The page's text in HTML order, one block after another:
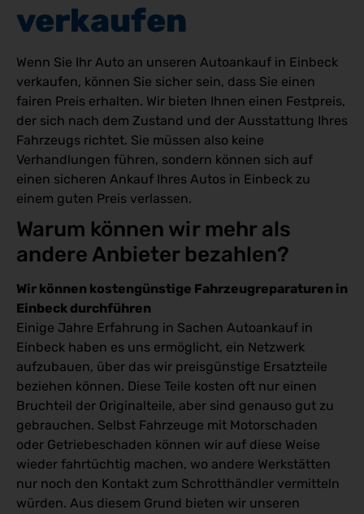
verkaufen
Wenn Sie Ihr Auto an unseren Autoankauf in Einbeck
verkaufen, können Sie sicher sein, dass Sie einen
fairen Preis erhalten. Wir bieten Ihnen einen Festpreis,
der sich nach dem Zustand und der Ausstattung Ihres
Fahrzeugs richtet. Sie müssen also keine
Verhandlungen führen, sondern können sich auf
einen sicheren Ankauf Ihres Autos in Einbeck zu
einem guten Preis verlassen.
Warum können wir mehr als
andere Anbieter bezahlen?
Wir können kostengünstige Fahrzeugreparaturen in
Einbeck durchführen
Einige Jahre Erfahrung in Sachen Autoankauf in
Einbeck haben es uns ermöglicht, ein Netzwerk
aufzubauen, über das wir preisgünstige Ersatzteile
beziehen können. Diese Teile kosten oft nur einen
Bruchteil der Originalteile, aber sind genauso gut zu
gebrauchen. Selbst Fahrzeuge mit Motorschaden
oder Getriebeschaden können wir auf diese Weise
wieder fahrtüchtig machen, wo andere Werkstätten
nur noch den Kontakt zum Schrotthändler vermitteln
würden. Aus diesem Grund bieten wir unseren